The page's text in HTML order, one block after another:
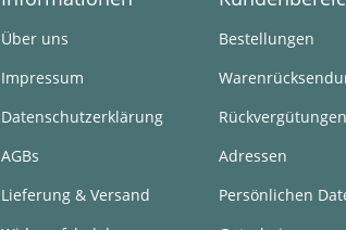
Über uns
Impressum
Datenschutzerklärung
AGBs
Lieferung & Versand
Bestellungen
Rückvergütungen
Adressen
Persönlichen